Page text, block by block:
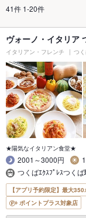
41件 1-20件
ヴォーノ・イタリア
イタリアン・フレンチ つ
★陽気なイタリアン食堂★
2001～3000円
つくばｴｸｽﾌﾟﾚｽつく
【アプリ予約限定】最大
ポイントプラス対象店